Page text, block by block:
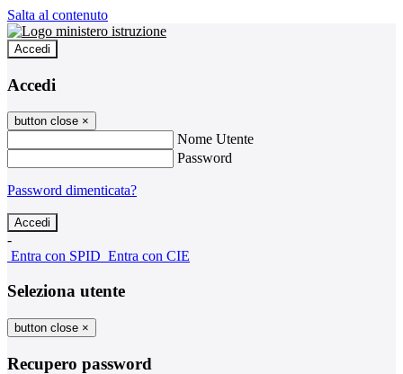
Salta al contenuto
Accedi
Accedi
button close ×
Nome Utente
Password
Password dimenticata?
-
Entra con SPID Entra con CIE
Seleziona utente
button close ×
Recupero password